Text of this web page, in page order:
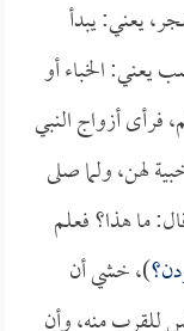
يعني: يبدأ
يعني: الخباء أو
فرأى أزواج النبي
لهن، ولما صلى
ما هذا؟ فعلم
)، خشي أن